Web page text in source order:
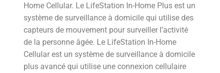
Home Cellular. Le LifeStation In-Home Plus est un
système de surveillance à domicile qui utilise des
capteurs de mouvement pour surveiller l’activité
de la personne âgée. Le LifeStation In-Home
Cellular est un système de surveillance à domicile
plus avancé qui utilise une connexion cellulaire